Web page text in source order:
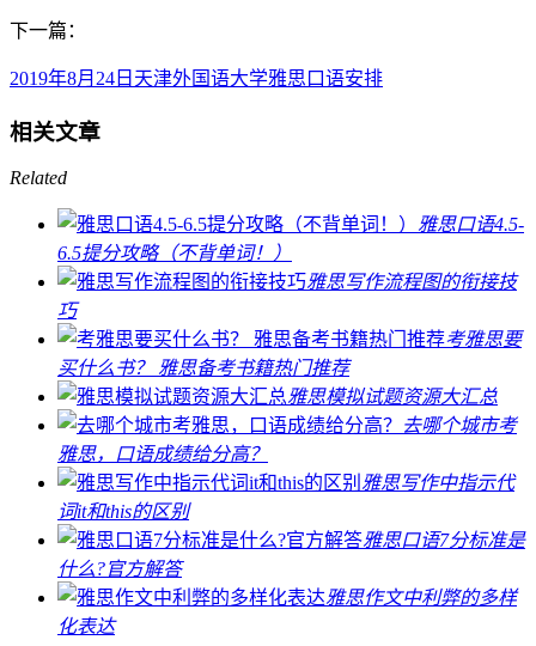
下一篇：
2019年8月24日天津外国语大学雅思口语安排
相关文章
Related
雅思口语4.5-
6.5提分攻略（不背单词！）
雅思写作流程图的衔接技
巧
考雅思要
买什么书？ 雅思备考书籍热门推荐
雅思模拟试题资源大汇总
去哪个城市考
雅思，口语成绩给分高？
雅思写作中指示代
词it和this的区别
雅思口语7分标准是
什么?官方解答
雅思作文中利弊的多样
化表达